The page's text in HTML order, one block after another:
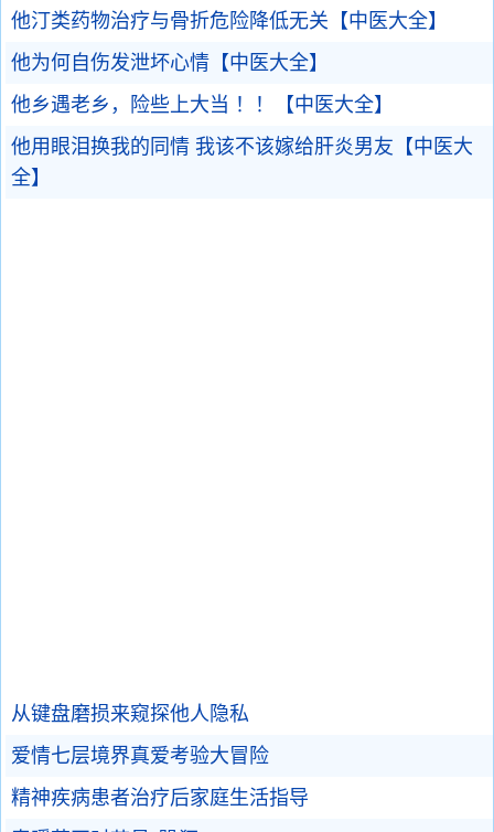
他汀类药物治疗与骨折危险降低无关【中医大全】
他为何自伤发泄坏心情【中医大全】
他乡遇老乡，险些上大当 ！！【中医大全】
他用眼泪换我的同情 我该不该嫁给肝炎男友【中医大
全】
从键盘磨损来窥探他人隐私
爱情七层境界真爱考验大冒险
精神疾病患者治疗后家庭生活指导